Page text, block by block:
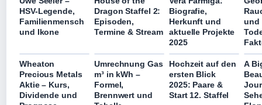
HSV-Legende,
Familienmensch
und Ikone
Dragon Staffel 2:
Episoden,
Termine & Stream
Biografie,
Herkunft und
aktuelle Projekte
2025
und
Wheaton
Precious Metals
Aktie – Kurs,
Dividende und
Umrechnung Gas
m³ in kWh –
Formel,
Brennwert und
Hochzeit auf den
ersten Blick
2025: Paare &
Start 12. Staffel
A